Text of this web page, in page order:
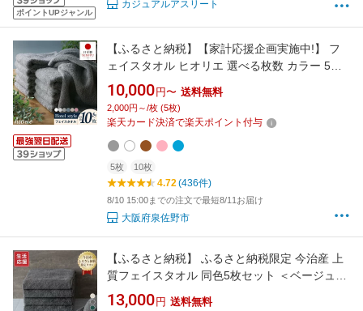
ポイントUPジャンル
カジュアルアスリート
【ふるさと納税】【家計応援企画実施中!】 フ
ェイスタオル ヒオリエ 選べる枚数 カラー 5枚
10枚 ふるさと納税 タオル 泉州タオル ホテルス
タイル 厚手 日本製 速乾 吸水力 無地 単色 洗面
ジム用 バスタイム プレゼント用 最強翌日配送
10,000 円〜 送料無料
2,000円～/枚 (5枚)
楽天カード決済で楽天ポイント付与
5枚 10枚
4.72(436件)
8/10 15:00までの注文で最短8/11お届け
大阪府泉佐野市
【ふるさと納税】 ふるさと納税限定 今治産 上
質フェイスタオル 同色5枚セット ＜ベージュ／
グレー／グリーン／ピンク＞【I003510】 今治
13,000 円 送料無料